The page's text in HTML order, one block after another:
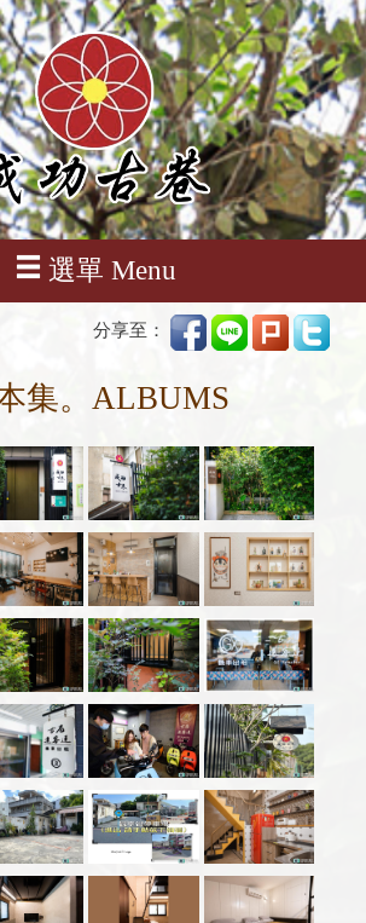
選單 Menu
分享至：
集。ALBUMS